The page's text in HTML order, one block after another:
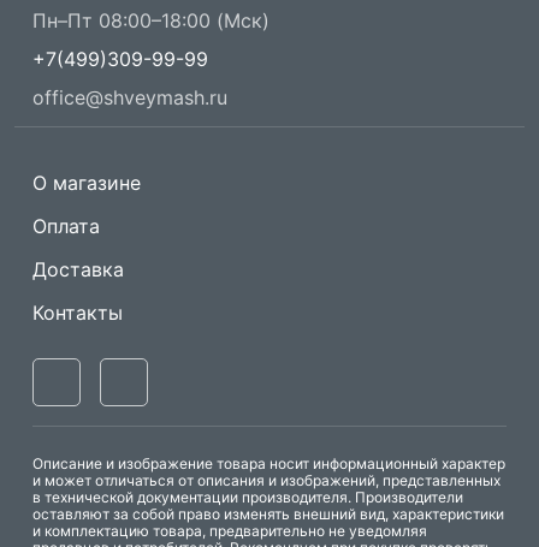
Пн–Пт 08:00–18:00 (Мск)
+7(499)309-99-99
office@shveymash.ru
О магазине
Оплата
Доставка
Контакты
Описание и изображение товара носит информационный характер
и может отличаться от описания и изображений, представленных
в технической документации производителя. Производители
оставляют за собой право изменять внешний вид, характеристики
и комплектацию товара, предварительно не уведомляя